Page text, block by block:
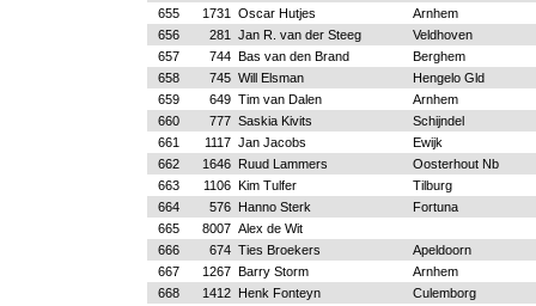
655
1731 Oscar Hutjes
Arnhem
656
281 Jan R. van der Steeg
Veldhoven
657
744 Bas van den Brand
Berghem
658
745 Will Elsman
Hengelo Gld
659
649 Tim van Dalen
Arnhem
660
777 Saskia Kivits
Schijndel
661
1117 Jan Jacobs
Ewijk
662
1646 Ruud Lammers
Oosterhout Nb
663
1106 Kim Tulfer
Tilburg
664
576 Hanno Sterk
Fortuna
665
8007 Alex de Wit
666
674 Ties Broekers
Apeldoorn
667
1267 Barry Storm
Arnhem
668
1412 Henk Fonteyn
Culemborg